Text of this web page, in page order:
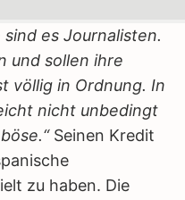
sind es Journalisten.
und sollen ihre
völlig in Ordnung. In
nicht unbedingt
Seinen Kredit
zu haben. Die